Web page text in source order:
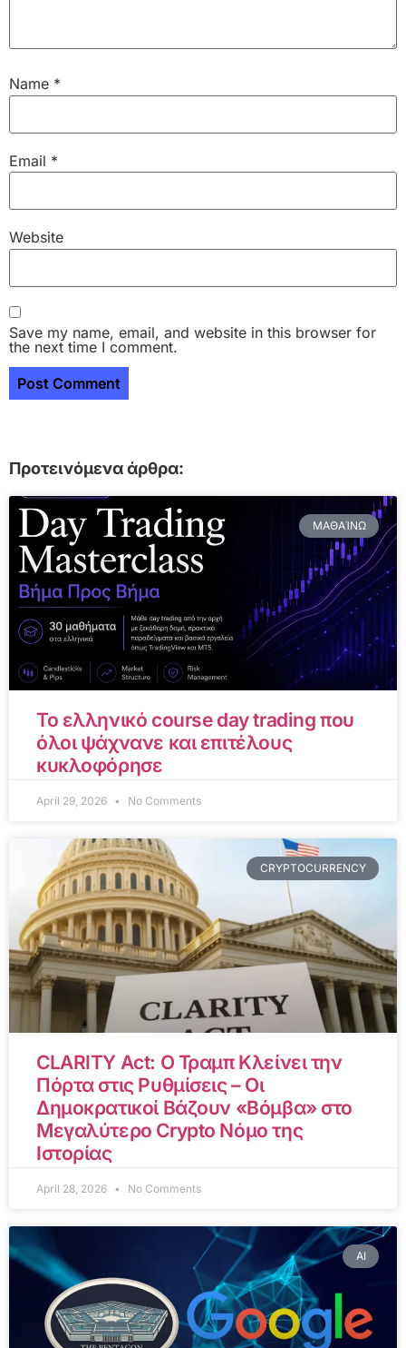
Name *
Email *
Website
Save my name, email, and website in this browser for
the next time I comment.
Προτεινόμενα άρθρα:
ΜΑΘΑΊΝΩ
Το ελληνικό course day trading που
όλοι ψάχνανε και επιτέλους
κυκλοφόρησε
April 29, 2026 No Comments
CRYPTOCURRENCY
CLARITY Act: Ο Τραμπ Κλείνει την
Πόρτα στις Ρυθμίσεις – Οι
Δημοκρατικοί Βάζουν «Βόμβα» στο
Μεγαλύτερο Crypto Νόμο της
Ιστορίας
April 28, 2026 No Comments
AI